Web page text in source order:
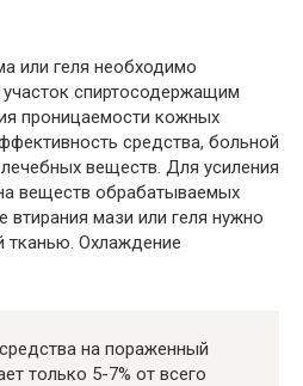
или геля необходимо
спиртосодержащим
проницаемости кожных
средства, больной
веществ. Для усиления
веществ обрабатываемых
втирания мази или геля нужно
тканью. Охлаждение
на пораженный
только 5-7% от всего